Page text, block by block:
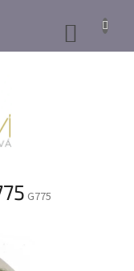
KOŠÍK
G775